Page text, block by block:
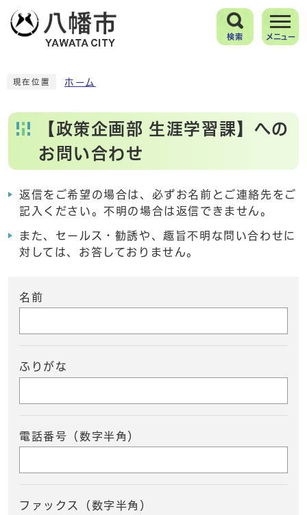
検索 メニュー
現在位置 ホーム
【政策企画部 生涯学習課】への
お問い合わせ
返信をご希望の場合は、必ずお名前とご連絡先をご
記入ください。不明の場合は返信できません。
また、セールス・勧誘や、趣旨不明な問い合わせに
対しては、お答しておりません。
名前
ふりがな
電話番号（数字半角）
ファックス（数字半角）